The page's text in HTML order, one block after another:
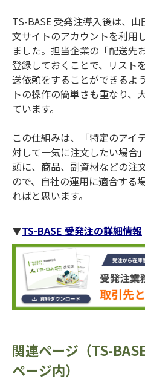
TS-BASE 受発注導入後は、
文サイトのアカウントを利用
ました。担当企業の「配送先
登録しておくことで、リスト
送依頼をすることができるよ
トの操作の簡単さも重なり、
ています。
この仕組みは、「特定のアイ
対して一気に注文したい場合
頭に、商品、副資材などの注
ので、自社の運用に適合する
ればと思います。
▼TS-BASE 受発注の詳細情報
関連ページ（TS-
ページ内）